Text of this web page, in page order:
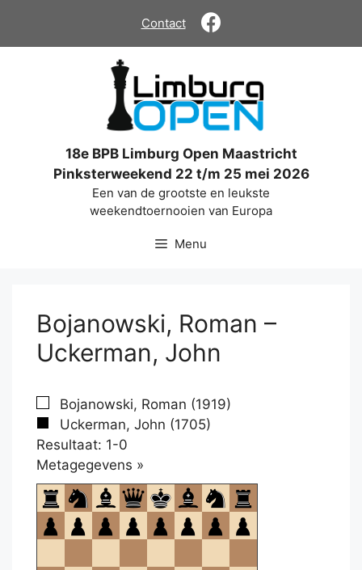
de
Contact
18e BPB Limburg Open Maastricht
Pinksterweekend 22 t/m 25 mei 2026
Een van de grootste en leukste
weekendtoernooien van Europa
Menu
Bojanowski, Roman –
Uckerman, John
Bojanowski, Roman (1919)
Uckerman, John (1705)
Resultaat: 1-0
Metagegevens »
om
te
openen.